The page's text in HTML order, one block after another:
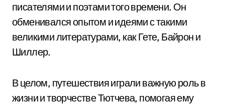
писателями и поэтами того времени. Он
обменивался опытом и идеями с такими
великими литературами, как Гете, Байрон и
Шиллер.
В целом, путешествия играли важную роль в
жизни и творчестве Тютчева, помогая ему